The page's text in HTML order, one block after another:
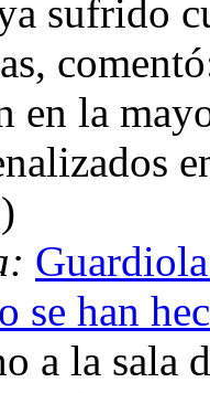
sufrido
en la
se han
a la sala